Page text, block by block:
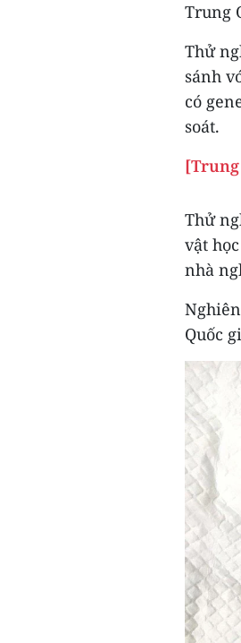
Trung
Thử
sánh
có
soát.
Thử
vật
nhà
Quốc